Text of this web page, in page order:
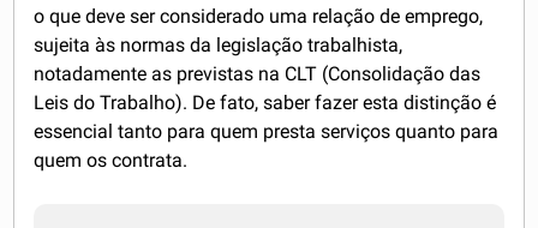
o que deve ser considerado uma relação de emprego,
sujeita às normas da legislação trabalhista,
notadamente as previstas na CLT (Consolidação das
Leis do Trabalho). De fato, saber fazer esta distinção é
essencial tanto para quem presta serviços quanto para
quem os contrata.